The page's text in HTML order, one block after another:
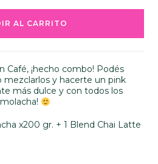
AL CARRITO
Café, ¡hecho combo! Podés
mezclarlos y hacerte un pink
más dulce y con todos los
x200 gr. + 1 Blend Chai Latte